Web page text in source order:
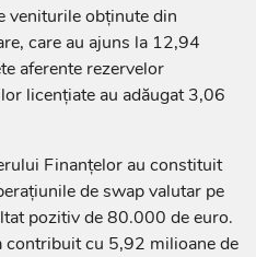
veniturile obținute din
care au ajuns la 12,94
aferente rezervelor
licențiate au adăugat 3,06
Finanțelor au constituit
de swap valutar pe
pozitiv de 80.000 de euro.
contribuit cu 5,92 milioane de